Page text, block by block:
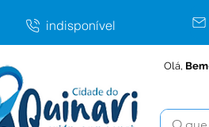
indisponível
Olá,